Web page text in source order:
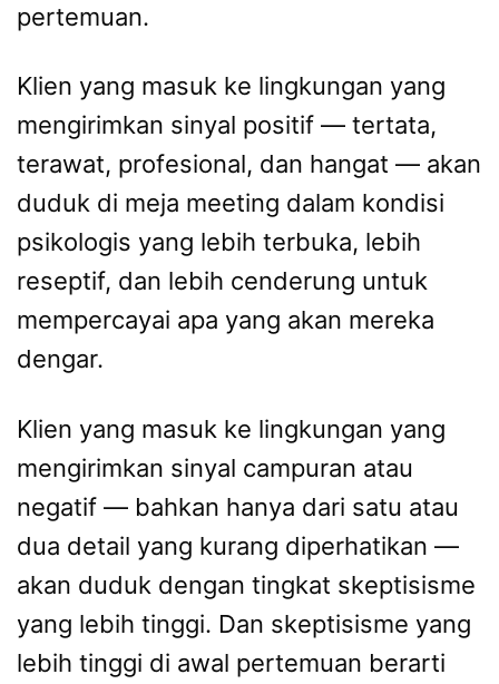
pertemuan.
Klien yang masuk ke lingkungan yang
mengirimkan sinyal positif — tertata,
terawat, profesional, dan hangat — akan
duduk di meja meeting dalam kondisi
psikologis yang lebih terbuka, lebih
reseptif, dan lebih cenderung untuk
mempercayai apa yang akan mereka
dengar.
Klien yang masuk ke lingkungan yang
mengirimkan sinyal campuran atau
negatif — bahkan hanya dari satu atau
dua detail yang kurang diperhatikan —
akan duduk dengan tingkat skeptisisme
yang lebih tinggi. Dan skeptisisme yang
lebih tinggi di awal pertemuan berarti